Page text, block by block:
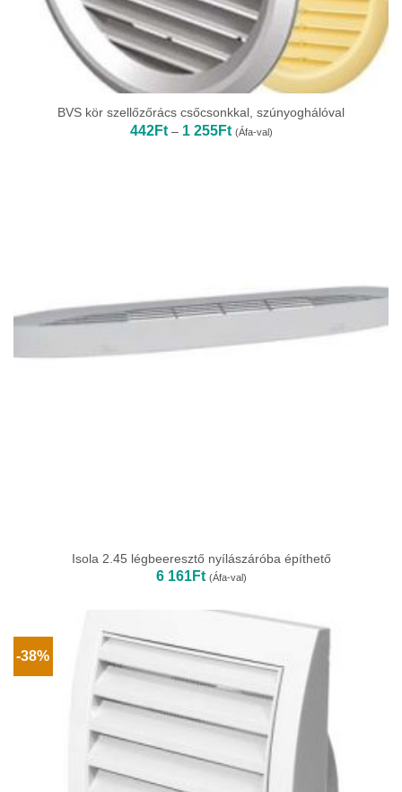
BVS kör szellőzőrács csőcsonkkal, szúnyoghálóval
442Ft – 1 255FtÁrtartomány:
442Ft
(Áfa-val)
Isola 2.45 légbeeresztő nyílászáróba építhető
6 161Ft (Áfa-val)
-38%